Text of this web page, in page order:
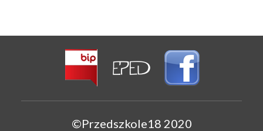
©Przedszkole18 2020